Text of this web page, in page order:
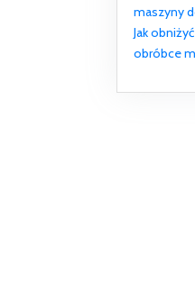
maszyny
Jak
obróbce